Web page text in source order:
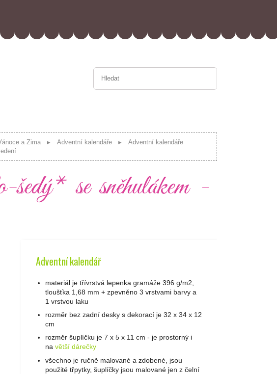
a Zima Adventní kalendáře
Adventní kalendáře
se sněhulákem -
Adventní kalendář
materiál je třívrstvá lepenka gramáže 396 g/m2,
tloušťka 1,68 mm + zpevněno 3 vrstvami barvy a
1 vrstvou laku
rozměr bez zadní desky s dekorací je 32 x 34 x 12
cm
rozměr šuplíčku je 7 x 5 x 11 cm - je prostorný i
navětší dárečky
všechno je ručně malované a zdobené, jsou
použité třpytky, šuplíčky jsou malované jen z čelní